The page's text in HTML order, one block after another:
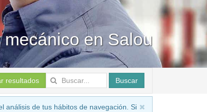
en Salou
resultados Buscar
análisis de tus hábitos de navegación. Si